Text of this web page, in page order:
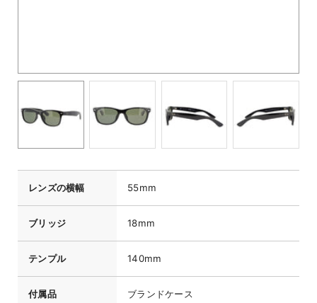
レンズの横幅 55mm
ブリッジ 18mm
テンプル 140mm
付属品 ブランドケース